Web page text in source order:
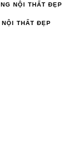
NỘI THẤT ĐẸP
THẤT ĐẸP